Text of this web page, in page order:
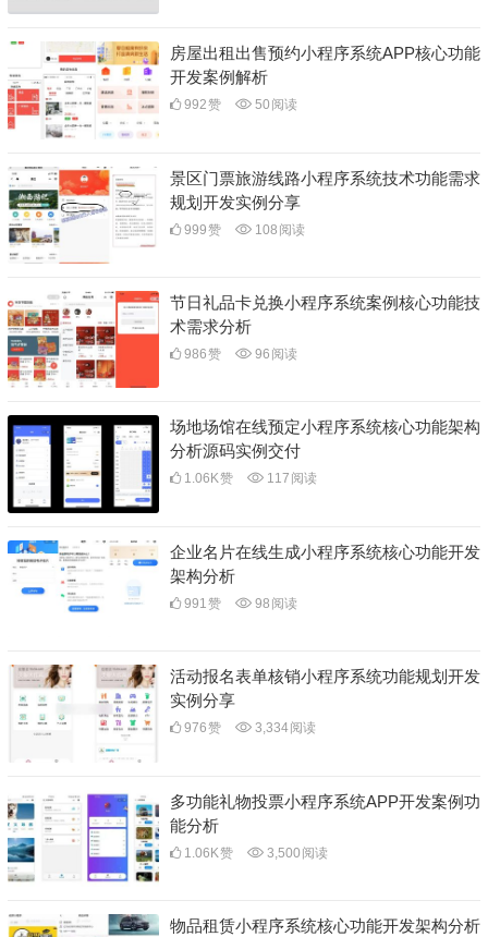
房屋出租出售预约小程序系统APP核心功能
开发案例解析
992赞 50 阅读
景区门票旅游线路小程序系统技术功能需求
规划开发实例分享
999赞 108 阅读
节日礼品卡兑换小程序系统案例核心功能技
术需求分析
986赞 96 阅读
场地场馆在线预定小程序系统核心功能架构
分析源码实例交付
1.06K赞 117 阅读
企业名片在线生成小程序系统核心功能开发
架构分析
991赞 98 阅读
活动报名表单核销小程序系统功能规划开发
实例分享
976赞 3,334阅读
多功能礼物投票小程序系统APP开发案例功
能分析
1.06K赞 3,500 阅读
物品租赁小程序系统核心功能开发架构分析